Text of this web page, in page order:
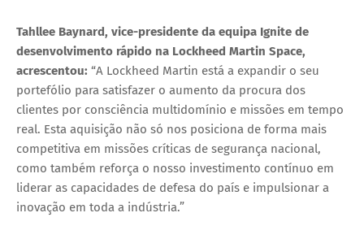
Tahllee Baynard, vice-presidente da equipa Ignite de
desenvolvimento rápido na Lockheed Martin Space,
acrescentou: “A Lockheed Martin está a expandir o seu
portefólio para satisfazer o aumento da procura dos
clientes por consciência multidomínio e missões em tempo
real. Esta aquisição não só nos posiciona de forma mais
competitiva em missões críticas de segurança nacional,
como também reforça o nosso investimento contínuo em
liderar as capacidades de defesa do país e impulsionar a
inovação em toda a indústria.”